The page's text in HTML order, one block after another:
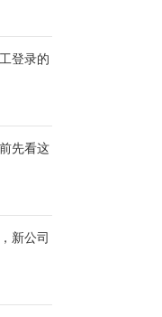
登录的
先看这
新公司